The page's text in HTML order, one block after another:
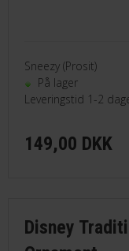
Sneezy (Prosit)
På lager
Leveringstid 1-2
149,00 DKK
Disney